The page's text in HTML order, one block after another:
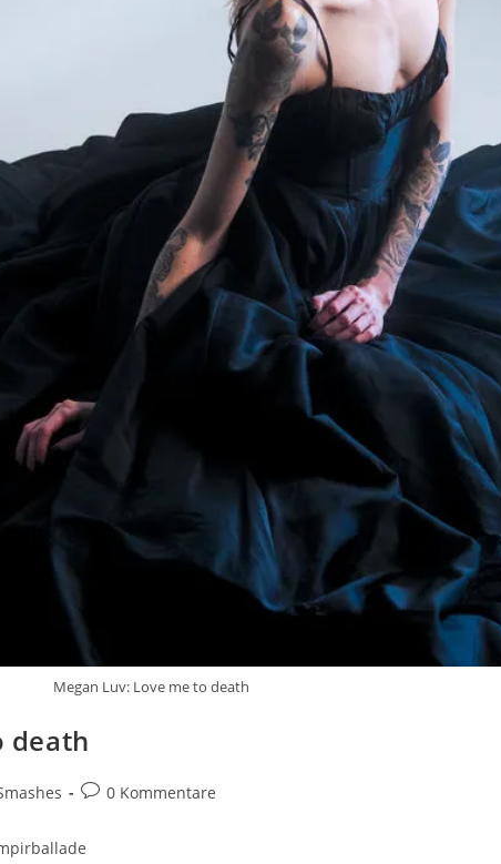
Megan Luv: Love me to death
death
Beitrags-
0 Kommentare